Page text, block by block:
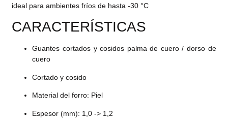
ideal para ambientes fríos de hasta -30 °C
CARACTERÍSTICAS
Guantes cortados y cosidos palma de cuero / dorso de
cuero
Cortado y cosido
Material del forro: Piel
Espesor (mm): 1,0 -> 1,2